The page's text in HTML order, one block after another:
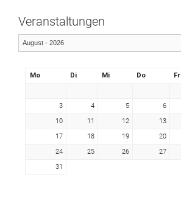
Veranstaltungen
Mo Di Mi Do Fr
3
4 5 6
10
11 12 13
17
18 19 20
24
25 26 27
31